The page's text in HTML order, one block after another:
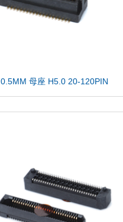
0.5MM 母座 H5.0 20-120PIN